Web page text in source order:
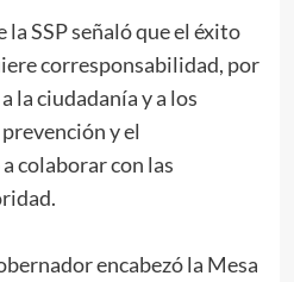
SSP señaló que el éxito
corresponsabilidad, por
la ciudadanía y a los
y el
colaborar con las
encabezó la Mesa